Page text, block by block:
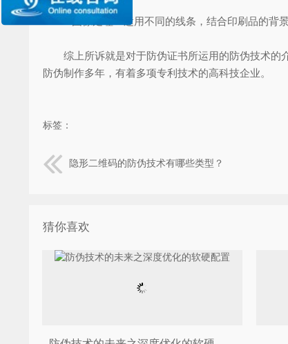
8.图像处理：运用不同的线条，结合印刷品的背景
综上所诉就是对于防伪证书所运用的防伪技术的
防伪制作多年，有着多项专利技术的高科技企业。
标签：
隐形二维码的防伪技术有哪些类型？
猜你喜欢